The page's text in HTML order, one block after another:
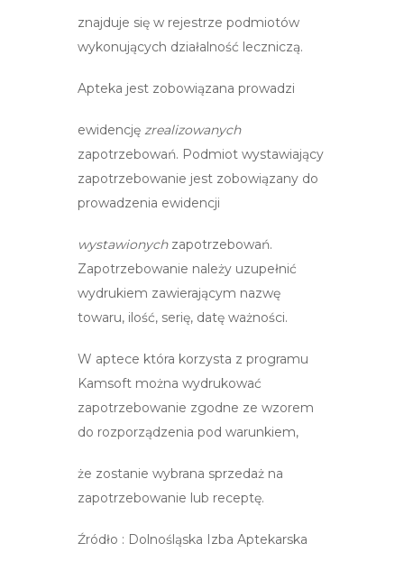
przezn.żyw.
Kosmetyki j.w.
znajduje się w rejestrze podmiotów
wykonujących działalność leczniczą.
Apteka jest zobowiązana prowadzi
ewidencję zrealizowanych
zapotrzebowań. Podmiot wystawiający
zapotrzebowanie jest zobowiązany do
prowadzenia ewidencji
wystawionychzapotrzebowań.
Zapotrzebowanie należy uzupełnić
wydrukiem zawierającym nazwę
towaru, ilość, serię, datę ważności.
W aptece która korzysta z programu
Kamsoft można wydrukować
zapotrzebowanie zgodne ze wzorem
do rozporządzenia pod warunkiem,
że zostanie wybrana sprzedaż na
zapotrzebowanie lub receptę.
Źródło : Dolnośląska Izba Aptekarska